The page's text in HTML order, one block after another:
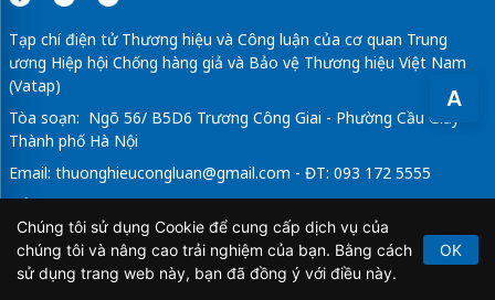
A
Tạp chí điện tử Thương hiệu và Công luận của cơ quan Trung
ương Hiệp hội Chống hàng giả và Bảo vệ Thương hiệu Việt Nam
(Vatap)
Tòa soạn: Ngõ 56/ B5D6 Trương Công Giai - Phường Cầu Giấy -
Thành phố Hà Nội
Email: thuonghieucongluan@gmail.com - ĐT: 093 172 5555
Tổng Biên Tập: Vũ Đức Thuận
Giấy phép hoạt động báo chí điện tử số 64/GP-BTTTT do Bộ
Thông tin và Truyền thông cấp ngày 21/2/2020.
Chúng tôi sử dụng Cookie để cung cấp dịch vụ của
chúng tôi và nâng cao trải nghiệm của bạn. Bằng cách
sử dụng trang web này, bạn đã đồng ý với điều này.
OK